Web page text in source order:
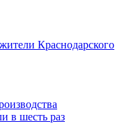
Краснодарского
в шесть раз